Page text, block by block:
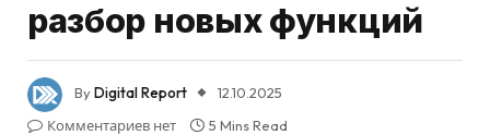
разбор новых функций
ByDigital Report
12.10.2025
Комментариев нет
5 Mins Read